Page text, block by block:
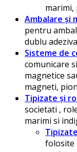
marimi,
Ambalare și
pentru
dublu
Sisteme de
comunicare
magnetice
magneti,
Tipizate și
societati ,
marimi si
Tipizate
folosite